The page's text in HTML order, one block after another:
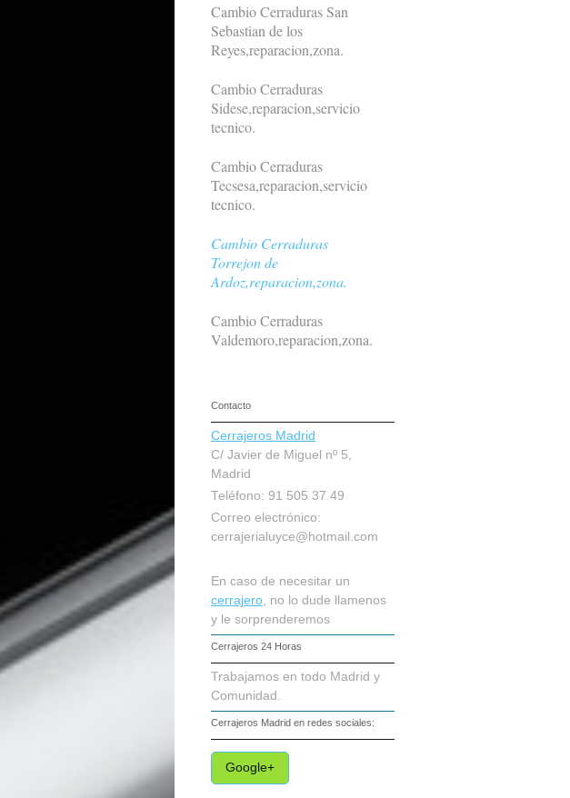
Cambio Cerraduras San
Sebastian de los
Reyes,reparacion,zona.
Cambio Cerraduras
Sidese,reparacion,servicio
tecnico.
Cambio Cerraduras
Tecsesa,reparacion,servicio
tecnico.
Cambio Cerraduras
Torrejon de
Ardoz,reparacion,zona.
Cambio Cerraduras
Valdemoro,reparacion,zona.
Contacto
Cerrajeros Madrid
C/ Javier de Miguel nº 5,
Madrid
Teléfono: 91 505 37 49
Correo electrónico:
cerrajerialuyce@hotmail.com
En caso de necesitar un
cerrajero, no lo dude llamenos
y le sorprenderemos
Cerrajeros 24 Horas
Trabajamos en todo Madrid y
Comunidad.
Cerrajeros Madrid en redes sociales:
Google+